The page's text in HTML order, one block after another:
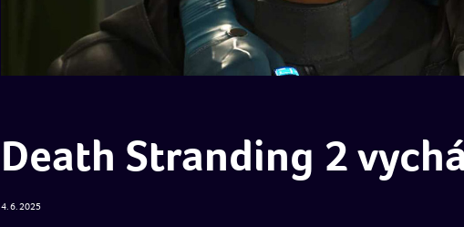
Death Stranding 2
4. 6. 2025